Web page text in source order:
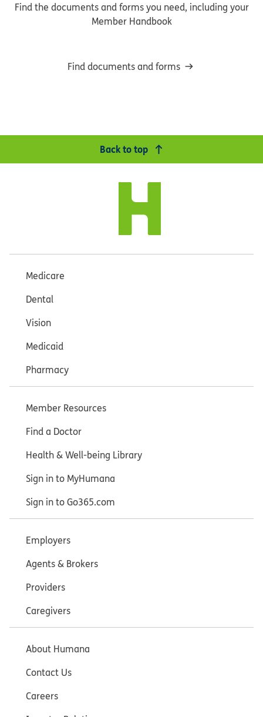
Find the documents and forms you need, including your
Member Handbook
Find documents and forms
Back to top
Medicare
Dental
Vision
Medicaid
Pharmacy
Member Resources
Find a Doctor
Health & Well-being Library
Sign in to MyHumana
Sign in to Go365.com
Employers
Agents & Brokers
Providers
Caregivers
About Humana
Contact Us
Careers